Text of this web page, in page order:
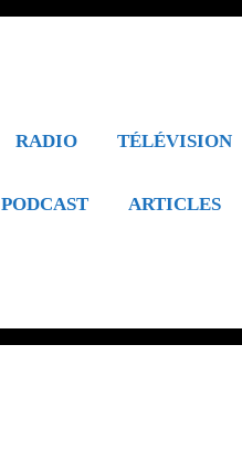
RADIO TÉLÉVISION
ARTICLES